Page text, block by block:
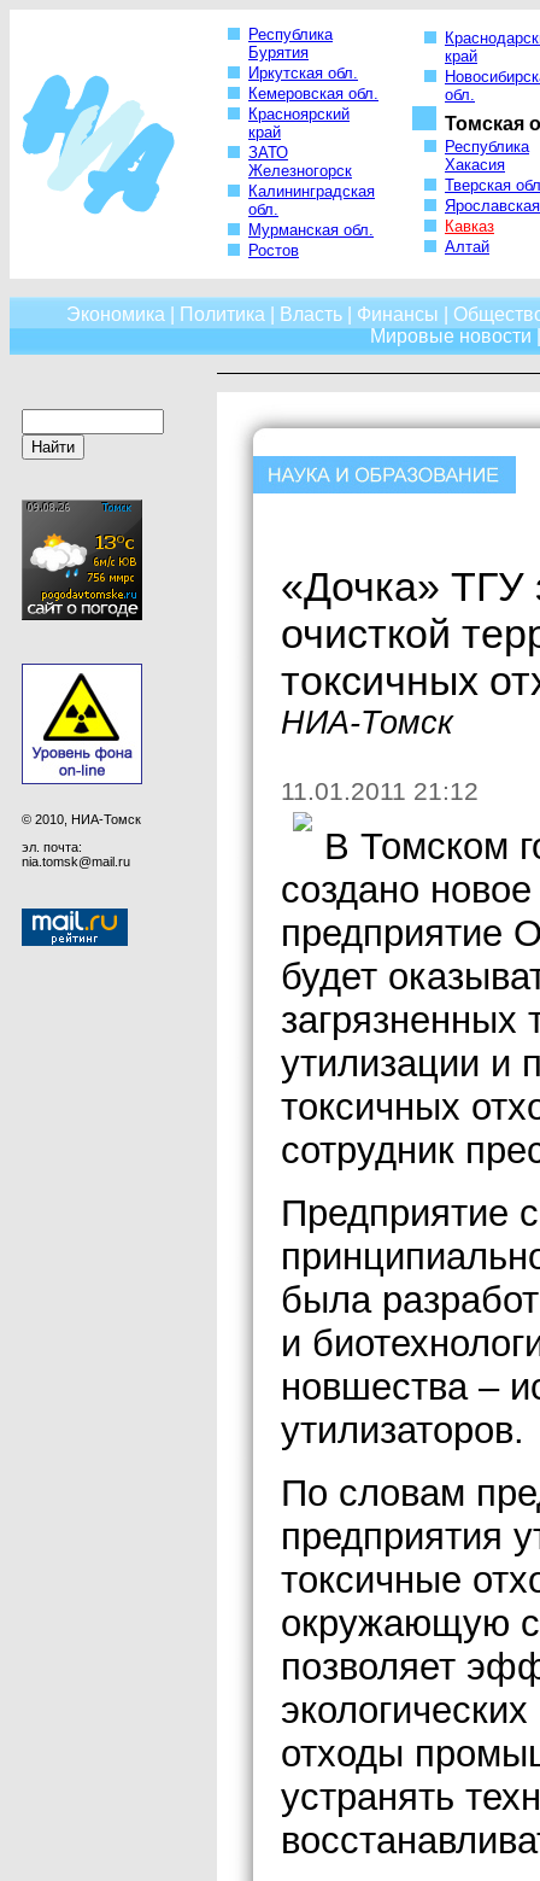
Республика
Бурятия
Иркутская обл.
Кемеровская обл.
Красноярский
край
ЗАТО
Железногорск
Калининградская
обл.
Мурманская обл.
Ростов
край
обл.
Томская
Республика
Хакасия
Тверская
Кавказ
Алтай
Экономика Политика Власть Финансы
Мировые новости
© 2010, НИА-Томск
эл. почта:
nia.tomsk@mail.ru
«Дочка» ТГУ
очисткой
токсичных
НИА-Томск
11.01.2011 21:12
В Томском
создано
предприятие
будет
загрязненных
утилизации и
токсичных
сотрудник
Предприятие
была
и
новшества –
утилизаторов.
По словам
предприятия
токсичные
окружающую
позволяет
отходы
устранять